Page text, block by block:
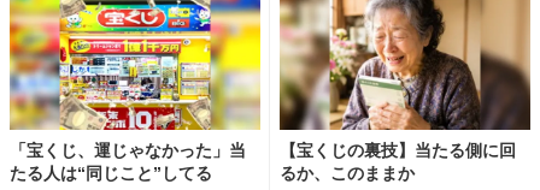
「宝くじ、運じゃなかった」当
たる人は“同じこと”してる
【宝くじの裏技】当たる側に回
るか、このままか